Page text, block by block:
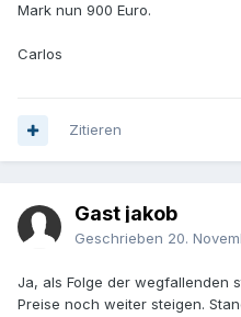
Mark nun 900 Euro.
Carlos
Zitieren
Gast jakob
Geschrieben 20.
Ja, als Folge der wegfallenden
Preise noch weiter steigen.